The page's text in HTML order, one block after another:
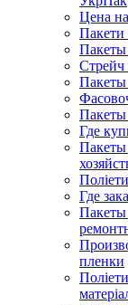
Цена
Пакети
Пакеты
Стрейч
Пакеты
Пакеты
Где
Где
Пакеты
пленки